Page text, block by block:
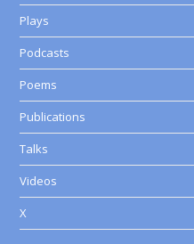
Plays
Podcasts
Poems
Publications
Talks
Videos
X